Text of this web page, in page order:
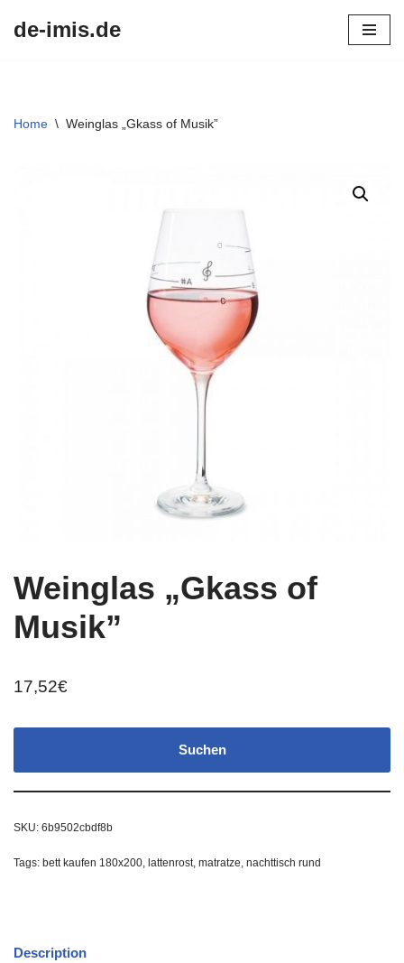
de-imis.de
Home \ Weinglas „Gkass of Musik”
Weinglas „Gkass of
Musik”
17,52€
Suchen
SKU: 6b9502cbdf8b
Tags: bett kaufen 180x200, lattenrost, matratze, nachttisch rund
Description